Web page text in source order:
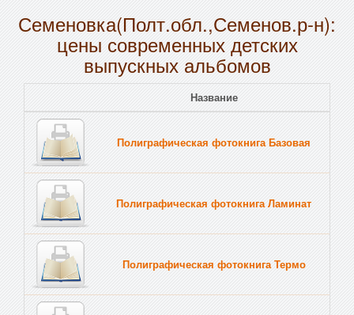
Семеновка(Полт.обл.,Семенов.р-н):
цены современных детских
выпускных альбомов
Название
Полиграфическая фотокнига Базовая
Полиграфическая фотокнига Ламинат
Полиграфическая фотокнига Термо